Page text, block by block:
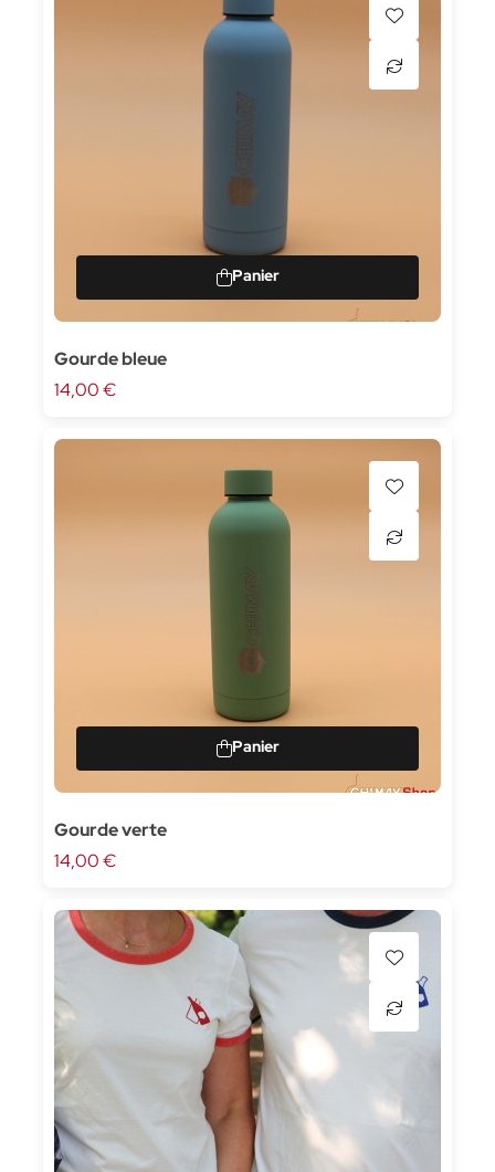
Gourde bleue
14,00 €
Gourde verte
14,00 €